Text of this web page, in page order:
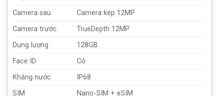
Camera sau
Camera kép 12MP
Camera trước
TrueDepth 12MP
Dung lượng
128GB
Face ID
Có
Kháng nước
IP68
SIM
Nano-SIM + eSIM